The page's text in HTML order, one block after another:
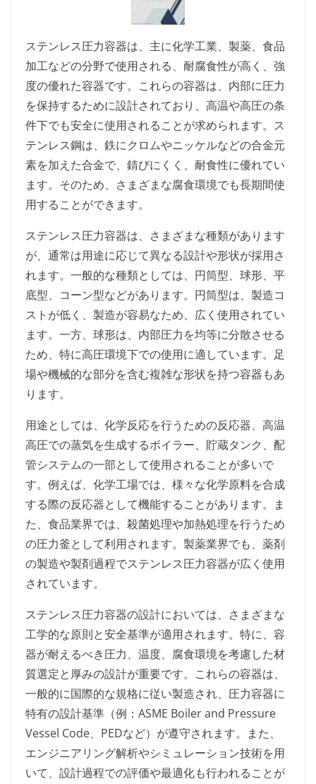
ステンレス圧力容器は、主に化学工業、製薬、食品
加工などの分野で使用される、耐腐食性が高く、強
度の優れた容器です。これらの容器は、内部に圧力
を保持するために設計されており、高温や高圧の条
件下でも安全に使用されることが求められます。ス
テンレス鋼は、鉄にクロムやニッケルなどの合金元
素を加えた合金で、錆びにくく、耐食性に優れてい
ます。そのため、さまざまな腐食環境でも長期間使
用することができます。
ステンレス圧力容器は、さまざまな種類があります
が、通常は用途に応じて異なる設計や形状が採用さ
れます。一般的な種類としては、円筒型、球形、平
底型、コーン型などがあります。円筒型は、製造コ
ストが低く、製造が容易なため、広く使用されてい
ます。一方、球形は、内部圧力を均等に分散させる
ため、特に高圧環境下での使用に適しています。足
場や機械的な部分を含む複雑な形状を持つ容器もあ
ります。
用途としては、化学反応を行うための反応器、高温
高圧での蒸気を生成するボイラー、貯蔵タンク、配
管システムの一部として使用されることが多いで
す。例えば、化学工場では、様々な化学原料を合成
する際の反応器として機能することがあります。ま
た、食品業界では、殺菌処理や加熱処理を行うため
の圧力釜として利用されます。製薬業界でも、薬剤
の製造や製剤過程でステンレス圧力容器が広く使用
されています。
ステンレス圧力容器の設計においては、さまざまな
工学的な原則と安全基準が適用されます。特に、容
器が耐えるべき圧力、温度、腐食環境を考慮した材
質選定と厚みの設計が重要です。これらの容器は、
一般的に国際的な規格に従い製造され、圧力容器に
特有の設計基準（例：ASME Boiler and Pressure
Vessel Code、PEDなど）が遵守されます。また、
エンジニアリング解析やシミュレーション技術を用
いて、設計過程での評価や最適化も行われることが